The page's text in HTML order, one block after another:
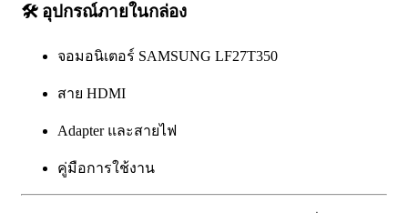
🛠️ อุปกรณ์ภายในกล่อง
จอมอนิเตอร์ SAMSUNG LF27T350
สาย HDMI
Adapter และสายไฟ
คู่มือการใช้งาน